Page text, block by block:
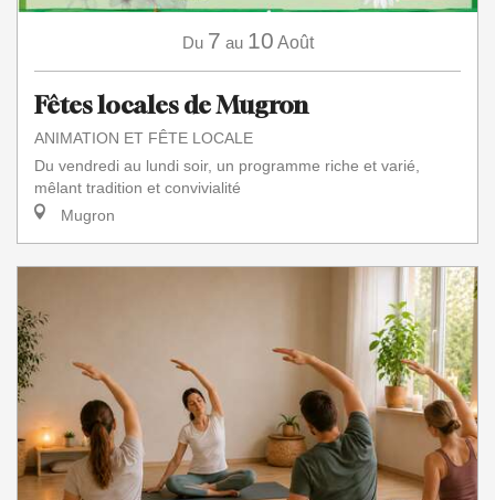
Du 7 au 10 Août
Fêtes locales de Mugron
ANIMATION ET FÊTE LOCALE
Du vendredi au lundi soir, un programme riche et varié,
mêlant tradition et convivialité
Mugron